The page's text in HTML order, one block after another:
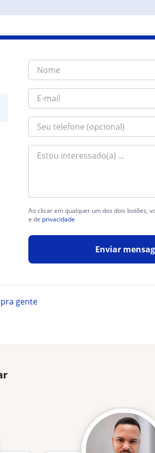
Ao clicar em qualquer um dos dois botões,
e de privacidade
Enviar
gente